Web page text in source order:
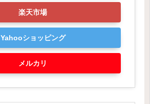
楽天市場
Yahooショッピング
メルカリ